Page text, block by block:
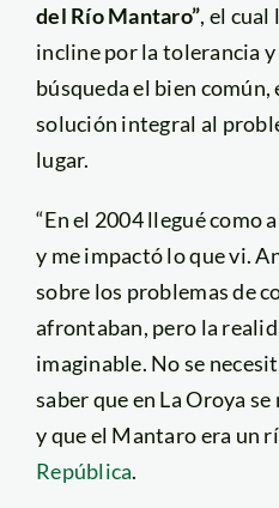
del Río Mantaro”, el
incline por la tolerancia y
búsqueda el bien común,
solución integral al
lugar.
“En el 2004 llegué como
y me impactó lo que vi.
sobre los problemas de
afrontaban, pero la
imaginable. No se
saber que en La Oroya
y que el Mantaro era un
República.